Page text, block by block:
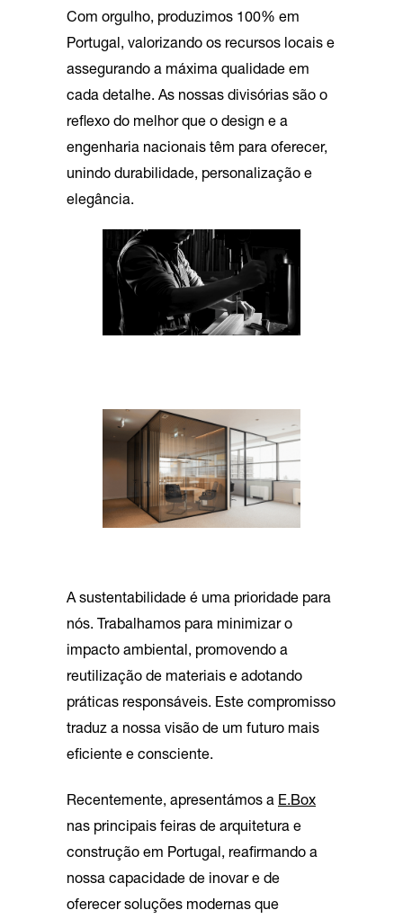
Com orgulho, produzimos 100% em
Portugal, valorizando os recursos locais e
assegurando a máxima qualidade em
cada detalhe. As nossas divisórias são o
reflexo do melhor que o design e a
engenharia nacionais têm para oferecer,
unindo durabilidade, personalização e
elegância.
A sustentabilidade é uma prioridade para
nós. Trabalhamos para minimizar o
impacto ambiental, promovendo a
reutilização de materiais e adotando
práticas responsáveis. Este compromisso
traduz a nossa visão de um futuro mais
eficiente e consciente.
Recentemente, apresentámos a E.Box
nas principais feiras de arquitetura e
construção em Portugal, reafirmando a
nossa capacidade de inovar e de
oferecer soluções modernas que